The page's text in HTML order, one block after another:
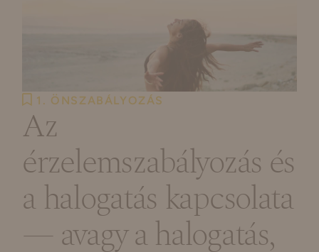
1. ÖNSZABÁLYOZÁS
Az
érzelemszabályozás és
a halogatás kapcsolata
— avagy a halogatás,